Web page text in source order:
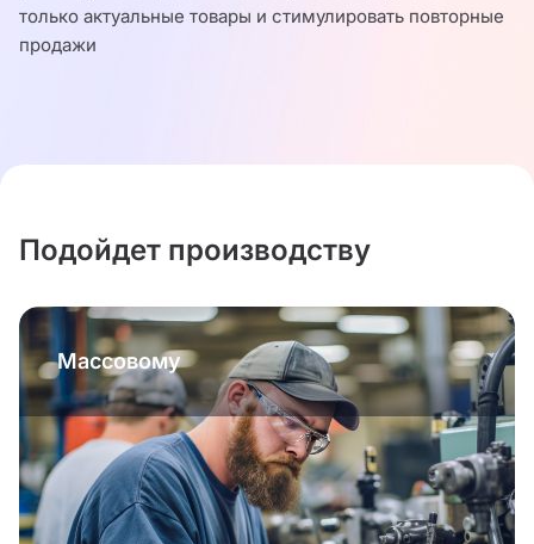
только актуальные товары и стимулировать повторные
продажи
Подойдет производству
Массовому